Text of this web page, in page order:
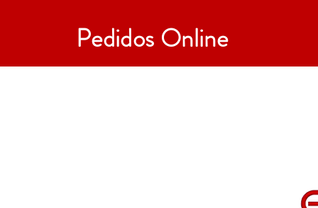
Pedidos Online